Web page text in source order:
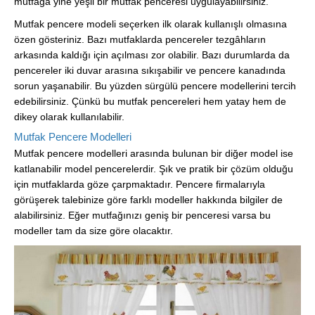
Mutfak pencere modeli seçerken ilk olarak kullanışlı olmasına
özen gösteriniz. Bazı mutfaklarda pencereler tezgâhların
arkasında kaldığı için açılması zor olabilir. Bazı durumlarda da
pencereler iki duvar arasına sıkışabilir ve pencere kanadında
sorun yaşanabilir. Bu yüzden sürgülü pencere modellerini tercih
edebilirsiniz. Çünkü bu mutfak pencereleri hem yatay hem de
dikey olarak kullanılabilir.
Mutfak Pencere Modelleri
Mutfak pencere modelleri arasında bulunan bir diğer model ise
katlanabilir model pencerelerdir. Şık ve pratik bir çözüm olduğu
için mutfaklarda göze çarpmaktadır. Pencere firmalarıyla
görüşerek talebinize göre farklı modeller hakkında bilgiler de
alabilirsiniz. Eğer mutfağınızı geniş bir penceresi varsa bu
modeller tam da size göre olacaktır.